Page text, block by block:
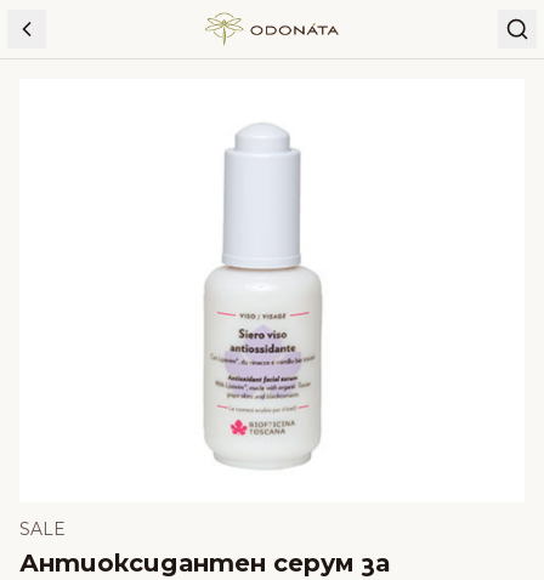
Skip to content
SALE
Антиоксидантен серум за